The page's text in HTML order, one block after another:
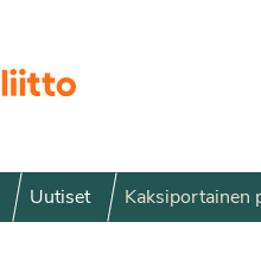
Uutiset Kaksiportainen